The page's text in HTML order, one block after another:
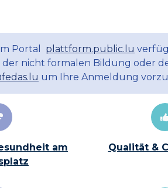
Portal plattform.public.lu
nicht formalen Bildung oder
um Ihre Anmeldung
am
Qualität &